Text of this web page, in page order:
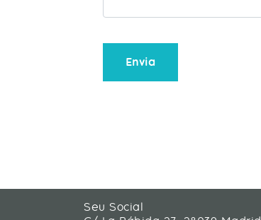
Envia
Seu Social